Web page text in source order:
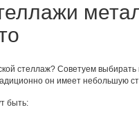
стеллаж? Советуем
он имеет небольшую
быть: